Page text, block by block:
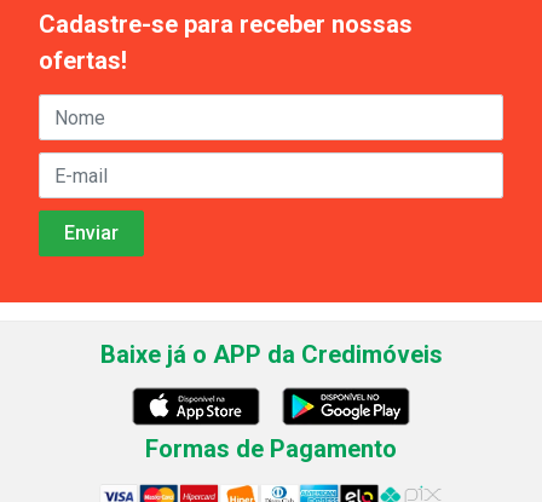
Cadastre-se para receber nossas
ofertas!
Baixe já o APP da Credimóveis
Formas de Pagamento